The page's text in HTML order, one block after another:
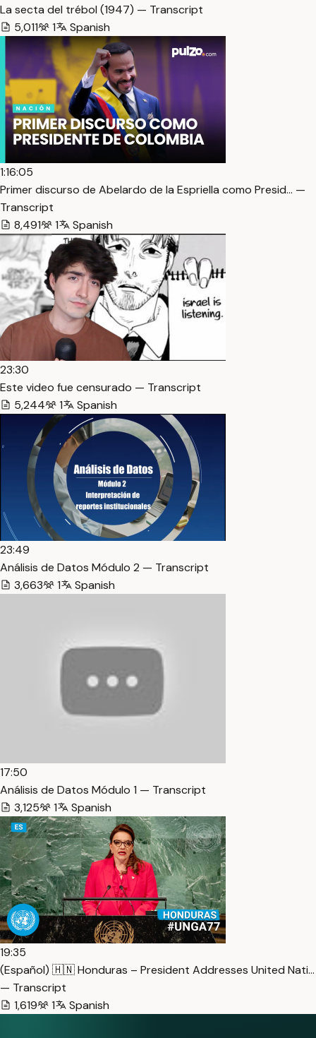
La secta del trébol (1947) — Transcript
5,011
1 Spanish
1:16:05
Primer discurso de Abelardo de la Espriella como Presid… —
Transcript
8,491
1 Spanish
23:30
Este video fue censurado — Transcript
5,244
1 Spanish
23:49
Análisis de Datos Módulo 2 — Transcript
3,663
1 Spanish
17:50
Análisis de Datos Módulo 1 — Transcript
3,125
1 Spanish
19:35
(Español) 🇭🇳 Honduras – President Addresses United Nati…
— Transcript
1,619
1 Spanish